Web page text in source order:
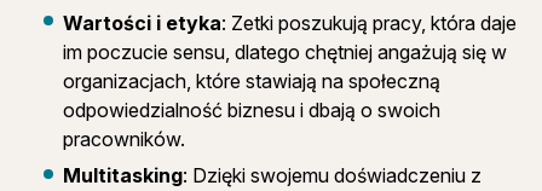
Wartości i etyka: Zetki poszukują pracy, która daje
im poczucie sensu, dlatego chętniej angażują się w
organizacjach, które stawiają na społeczną
odpowiedzialność biznesu i dbają o swoich
pracowników.
Multitasking: Dzięki swojemu doświadczeniu z